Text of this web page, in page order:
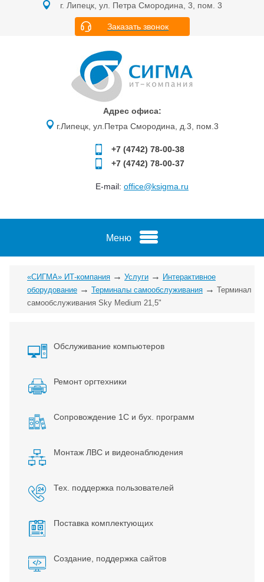
г. Липецк, ул. Петра Смородина, 3, пом. 3
Заказать звонок
Адрес офиса:
г.Липецк, ул.Петра Смородина, д.3, пом.3
+7 (4742) 78-00-38
+7 (4742) 78-00-37
E-mail: office@ksigma.ru
Меню
«СИГМА» ИТ-компания → Услуги → Интерактивное
оборудование → Терминалы самообслуживания → Терминал
самообслуживания Sky Medium 21,5"
Обслуживание компьютеров
Ремонт оргтехники
Сопровождение 1С и бух. программ
Монтаж ЛВС и видеонаблюдения
Тех. поддержка пользователей
Поставка комплектующих
Создание, поддержка сайтов